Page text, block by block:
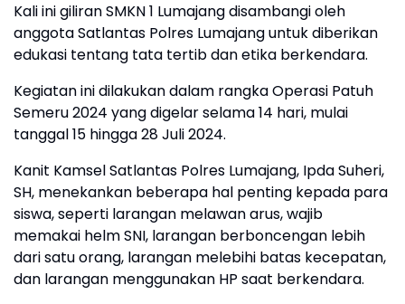
Kali ini giliran SMKN 1 Lumajang disambangi oleh
anggota Satlantas Polres Lumajang untuk diberikan
edukasi tentang tata tertib dan etika berkendara.
Kegiatan ini dilakukan dalam rangka Operasi Patuh
Semeru 2024 yang digelar selama 14 hari, mulai
tanggal 15 hingga 28 Juli 2024.
Kanit Kamsel Satlantas Polres Lumajang, Ipda Suheri,
SH, menekankan beberapa hal penting kepada para
siswa, seperti larangan melawan arus, wajib
memakai helm SNI, larangan berboncengan lebih
dari satu orang, larangan melebihi batas kecepatan,
dan larangan menggunakan HP saat berkendara.